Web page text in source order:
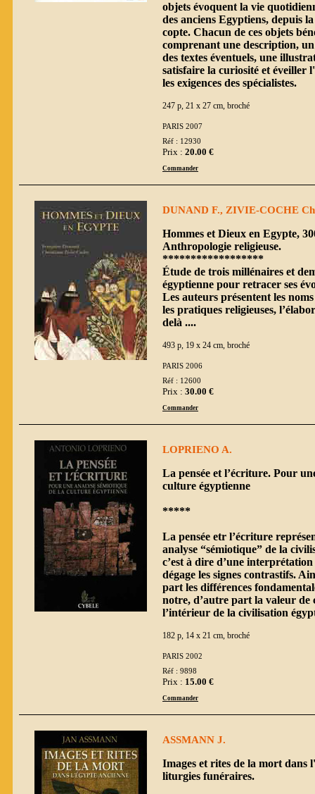
objets évoquent la vie
des anciens Egyptiens, depuis
copte. Chacun de ces objets
comprenant une description,
des textes éventuels, une
satisfaire la curiosité et éveiller
les exigences des spécialistes.
247 p, 21 x 27 cm, broché
PARIS 2007
Réf : 12930
Prix : 20.00 €
Commander
DUNAND F., ZIVIE-COCHE
Hommes et Dieux en Egypte,
Anthropologie religieuse.
******************
Étude de trois millénaires et
égyptienne pour retracer ses
Les auteurs présentent les
les pratiques religieuses,
delà ....
493 p, 19 x 24 cm, broché
PARIS 2006
Réf : 12600
Prix : 30.00 €
Commander
LOPRIENO A.
La pensée et l’écriture. Pour
culture égyptienne
*****
La pensée etr l’écriture
analyse “sémiotique” de la
c’est à dire d’une
dégage les signes contrastifs.
part les différences
notre, d’autre part la valeur de
l’intérieur de la civilisation
182 p, 14 x 21 cm, broché
PARIS 2002
Réf : 9898
Prix : 15.00 €
Commander
ASSMANN J.
Images et rites de la mort dans
liturgies funéraires.